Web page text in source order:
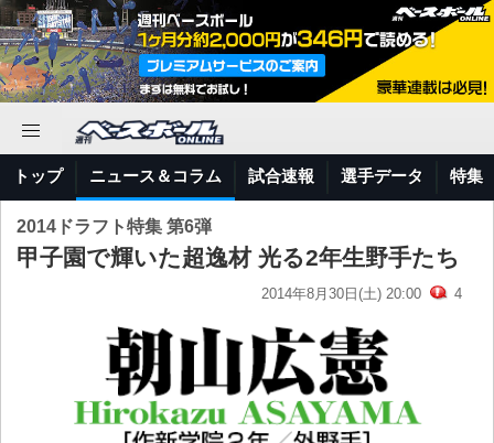
トップ ニュース＆コラム 試合速報 選手データ 特集
2014ドラフト特集 第6弾
甲子園で輝いた超逸材 光る2年生野手たち
2014年8月30日(土) 20:00 4